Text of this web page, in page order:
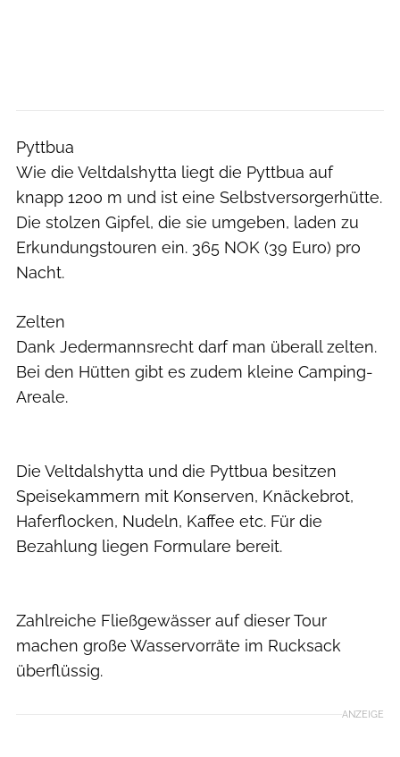
Pyttbua
Wie die Veltdalshytta liegt die Pyttbua auf
knapp 1200 m und ist eine Selbstversorgerhütte.
Die stolzen Gipfel, die sie umgeben, laden zu
Erkundungstouren ein. 365 NOK (39 Euro) pro
Nacht.
Zelten
Dank Jedermannsrecht darf man überall zelten.
Bei den Hütten gibt es zudem kleine Camping-
Areale.
Die Veltdalshytta und die Pyttbua besitzen
Speisekammern mit Konserven, Knäckebrot,
Haferflocken, Nudeln, Kaffee etc. Für die
Bezahlung liegen Formulare bereit.
Zahlreiche Fließgewässer auf dieser Tour
machen große Wasservorräte im Rucksack
überflüssig.
ANZEIGE